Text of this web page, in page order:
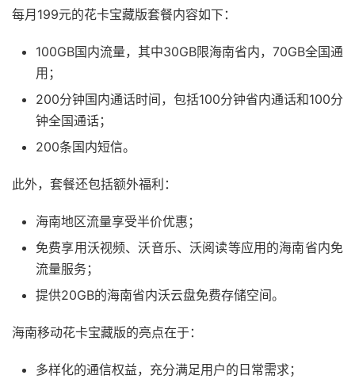
每月199元的花卡宝藏版套餐内容如下：
100GB国内流量，其中30GB限海南省内，70GB全国通
用；
200分钟国内通话时间，包括100分钟省内通话和100分
钟全国通话；
200条国内短信。
此外，套餐还包括额外福利：
海南地区流量享受半价优惠；
免费享用沃视频、沃音乐、沃阅读等应用的海南省内免
流量服务；
提供20GB的海南省内沃云盘免费存储空间。
海南移动花卡宝藏版的亮点在于：
多样化的通信权益，充分满足用户的日常需求；